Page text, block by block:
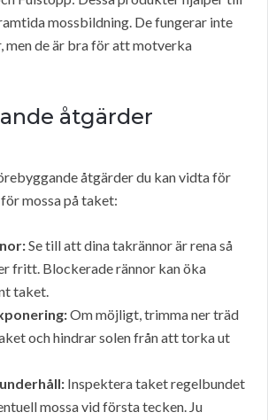
mossbildning. De fungerar inte
men de är bra för att motverka
åtgärder
åtgärder du kan vidta för
mossa på taket:
Se till att dina takrännor är rena så
fritt. Blockerade rännor kan öka
taket.
Om möjligt, trimma ner träd
och hindrar solen från att torka ut
Inspektera taket regelbundet
mossa vid första tecken. Ju